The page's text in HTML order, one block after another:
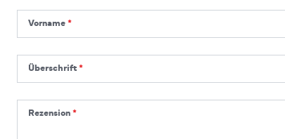
Vorname
Vorname
Überschrift
Überschrift
Rezension
Rezension